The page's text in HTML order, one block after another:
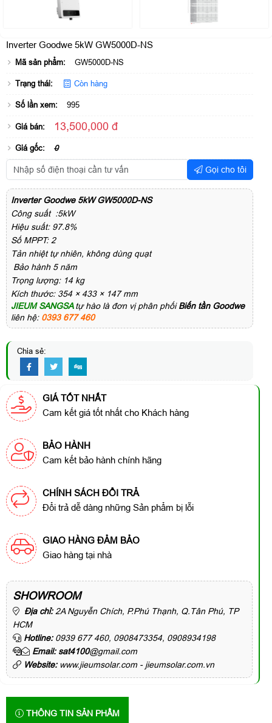
Inverter Goodwe 5kW GW5000D-NS
Mã sản phẩm: GW5000D-NS
Trạng thái: Còn hàng
Số lần xem: 995
Giá bán: 13,500,000 đ
Giá gốc: 0
Gọi cho tôi
Inverter Goodwe 5kW GW5000D-NS
Công suất :5kW
Hiệu suất: 97.8%
Số MPPT: 2
Tản nhiệt tự nhiên, không dùng quạt
Bảo hành 5 năm
Trọng lượng: 14 kg
Kích thước: 354 × 433 × 147 mm
JIEUM SANGSAtự hào là đơn vị phân phốiBiến tần Goodwe
liên hệ:0393 677 460
Chia sẻ:
GIÁ TỐT NHẤT
Cam kết giá tốt nhất cho Khách hàng
BẢO HÀNH
Cam kết bảo hành chính hãng
CHÍNH SÁCH ĐỔI TRẢ
Đổi trả dễ dàng những Sản phẩm bị lỗi
GIAO HÀNG ĐẢM BẢO
Giao hàng tại nhà
SHOWROOM
Địa chỉ: 2A Nguyễn Chích, P.Phú Thạnh, Q.Tân Phú, TP
HCM
Hotline: 0939 677 460, 0908473354, 0908934198
Email: sat4100@gmail.com
Website:www.jieumsolar.com - jieumsolar.com.vn
THÔNG TIN SẢN PHẨM